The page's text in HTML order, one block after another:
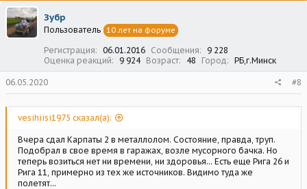
Зубр
Пользователь 10 лет на форуме
Регистрация 06.01.2016 Сообщения
9 228
Оценка реакций
9 924 Возраст 48 Город РБ,г.Минск
06.05.2020 #8
vesihiisi1975 сказал(а):
Вчера сдал Карпаты 2 в металлолом. Состояние, правда, труп.
Подобрал в свое время в гаражах, возле мусорного бачка. Но
теперь возиться нет ни времени, ни здоровья... Есть еще Рига 26 и
Рига 11, примерно из тех же источников. Видимо туда же
полетят...